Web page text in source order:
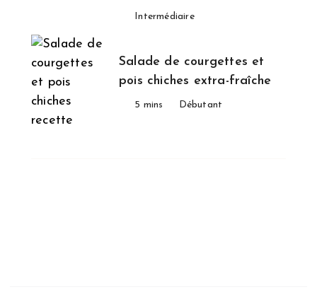
Intermédiaire
Salade de courgettes et
pois chiches extra-fraîche
5 mins Débutant